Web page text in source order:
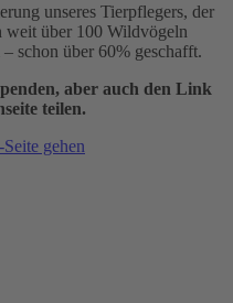
unseres Tierpflegers, der
weit über 100 Wildvögeln
schon über 60% geschafft.
aber auch den Link
teilen.
gehen